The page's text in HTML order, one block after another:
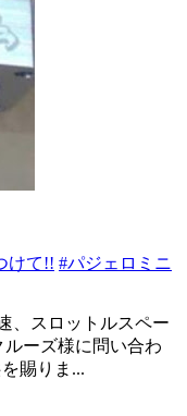
けて!! #パジェロミニ
、スロットルスペー
ーズ様に問い合わ
賜りま...